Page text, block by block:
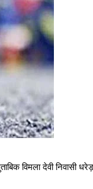
विमला देवी निवासी धरेड़